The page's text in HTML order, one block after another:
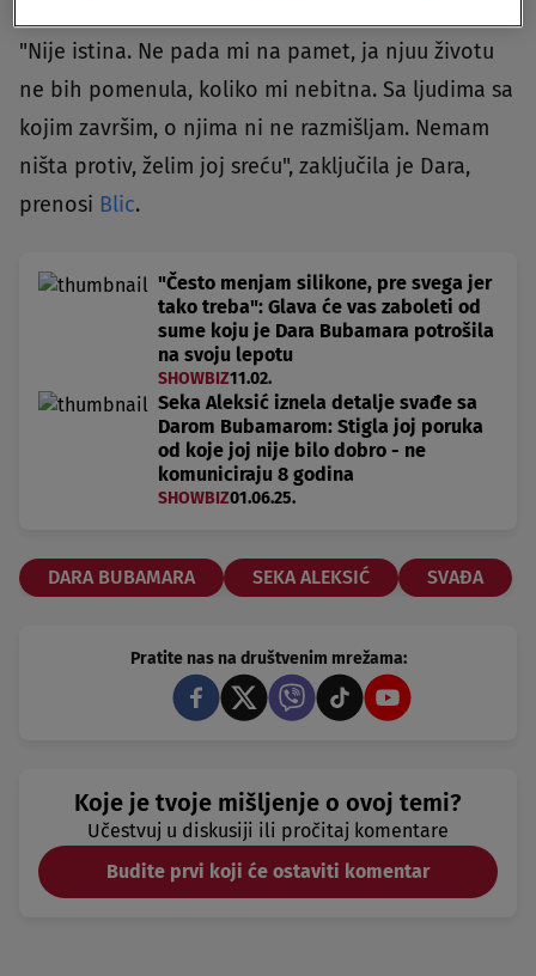
"Nije istina. Ne pada mi na pamet, ja njuu životu
ne bih pomenula, koliko mi nebitna. Sa ljudima sa
kojim završim, o njima ni ne razmišljam. Nemam
ništa protiv, želim joj sreću", zaključila je Dara,
prenosi Blic.
"Često menjam silikone, pre svega jer
tako treba": Glava će vas zaboleti od
sume koju je Dara Bubamara potrošila
na svoju lepotu
SHOWBIZ11.02.
Seka Aleksić iznela detalje svađe sa
Darom Bubamarom: Stigla joj poruka
od koje joj nije bilo dobro - ne
komuniciraju 8 godina
SHOWBIZ01.06.25.
DARA BUBAMARA SEKA ALEKSIĆ SVAĐA
Pratite nas na društvenim mrežama:
Koje je tvoje mišljenje o ovoj temi?
Učestvuj u diskusiji ili pročitaj komentare
Budite prvi koji će ostaviti komentar